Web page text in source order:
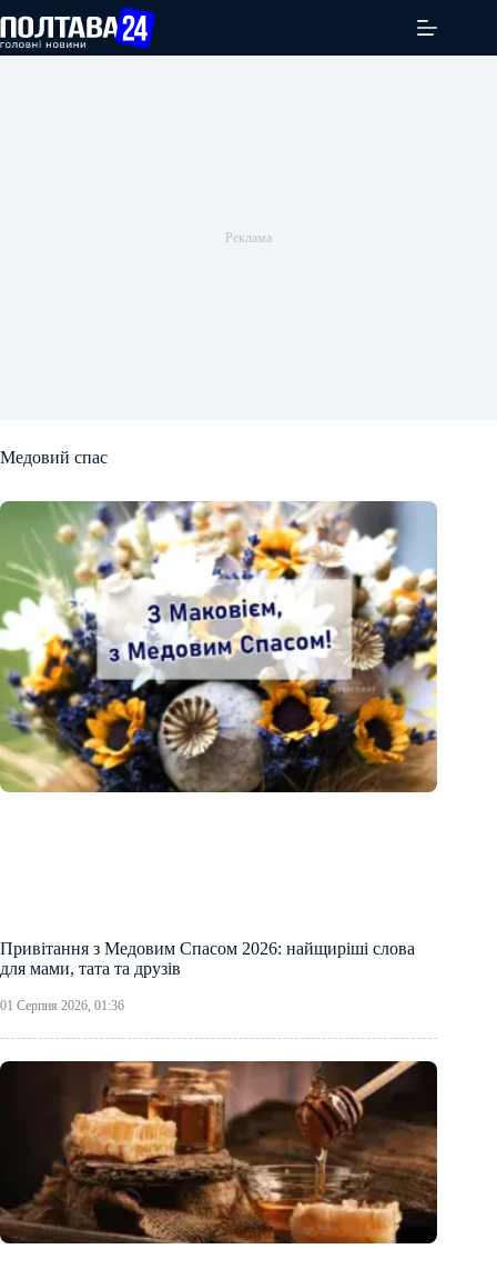
вмісту
Медовий спас
Привітання з Медовим Спасом 2026: найщиріші слова
для мами, тата та друзів
01 Серпня 2026, 01:36